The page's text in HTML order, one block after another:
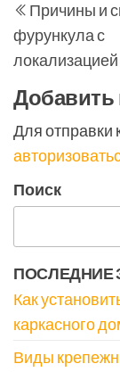
по
записям
запись
Причины и
фурункула с
Добавить
Для отправки
Поиск
ПОСЛЕДНИЕ
Как
каркасного
Виды